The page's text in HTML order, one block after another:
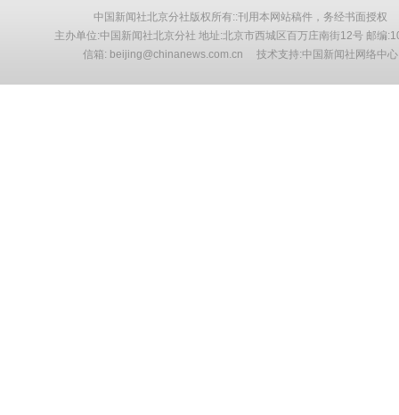
中国新闻社北京分社版权所有::刊用本网站稿件，务经书面授权
主办单位:中国新闻社北京分社 地址:北京市西城区百万庄南街12号 邮编
信箱: beijing@chinanews.com.cn 技术支持:中国新闻社网络中心